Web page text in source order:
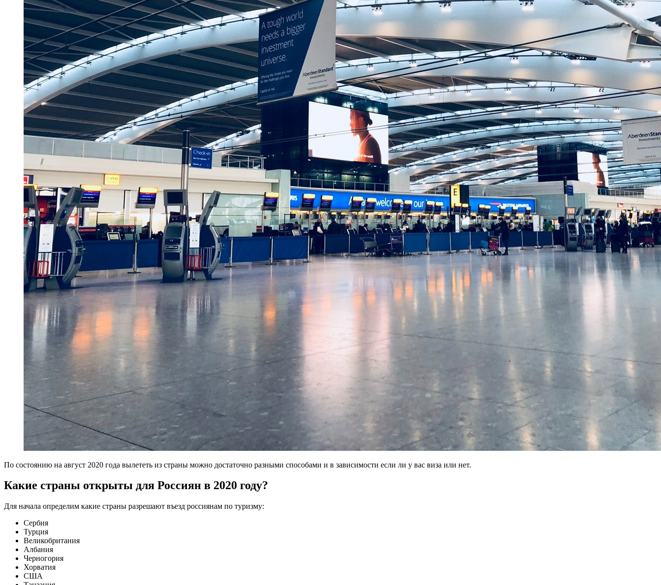
По состоянию на август 2020 года вылететь из страны можно достаточно разными способами и в зависимости если ли у вас виза или нет.
Какие страны открыты для Россиян в 2020 году?
Для начала определим какие страны разрешают въезд россиянам по туризму:
Сербия
Турция
Великобритания
Албания
Черногория
Хорватия
США